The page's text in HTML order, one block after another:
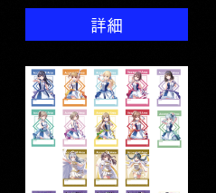
詳細